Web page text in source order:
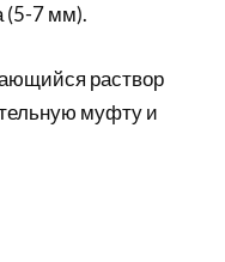
(5-7 мм).
раствор
муфту и